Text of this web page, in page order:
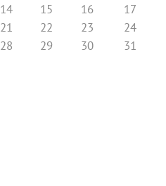
14 15 16
17
21 22 23
24
28 29 30
31